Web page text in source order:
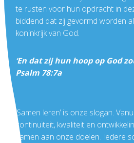
te rusten voor hun opdracht in
biddend dat zij gevormd worden
koninkrijk van God.
‘En dat zij hun hoop op God
Psalm 78:7a
‘Samen leren’ is onze slogan.
continuïteit, kwaliteit en
samen aan onze doelen. Iedere